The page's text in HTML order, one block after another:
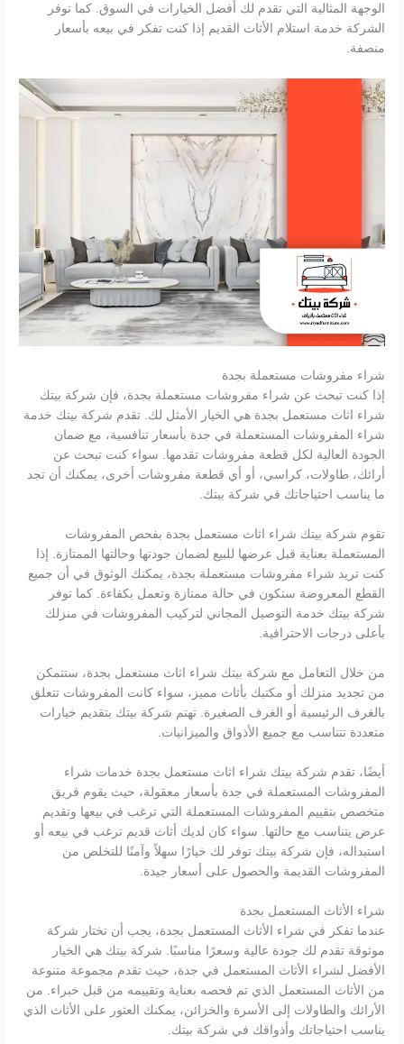
الوجهة المثالية التي تقدم لك أفضل الخيارات في السوق. كما توفر
الشركة خدمة استلام الأثاث القديم إذا كنت تفكر في بيعه بأسعار
منصفة.
شراء مفروشات مستعملة بجدة
إذا كنت تبحث عن شراء مفروشات مستعملة بجدة، فإن شركة بيتك
شراء اثاث مستعمل بجدة هي الخيار الأمثل لك. تقدم شركة بيتك خدمة
شراء المفروشات المستعملة في جدة بأسعار تنافسية، مع ضمان
الجودة العالية لكل قطعة مفروشات تقدمها. سواء كنت تبحث عن
أرائك، طاولات، كراسي، أو أي قطعة مفروشات أخرى، يمكنك أن تجد
ما يناسب احتياجاتك في شركة بيتك.
تقوم شركة بيتك شراء اثاث مستعمل بجدة بفحص المفروشات
المستعملة بعناية قبل عرضها للبيع لضمان جودتها وحالتها الممتازة. إذا
كنت تريد شراء مفروشات مستعملة بجدة، يمكنك الوثوق في أن جميع
القطع المعروضة ستكون في حالة ممتازة وتعمل بكفاءة. كما توفر
شركة بيتك خدمة التوصيل المجاني لتركيب المفروشات في منزلك
بأعلى درجات الاحترافية.
من خلال التعامل مع شركة بيتك شراء اثاث مستعمل بجدة، ستتمكن
من تجديد منزلك أو مكتبك بأثاث مميز، سواء كانت المفروشات تتعلق
بالغرف الرئيسية أو الغرف الصغيرة. تهتم شركة بيتك بتقديم خيارات
متعددة تتناسب مع جميع الأذواق والميزانيات.
أيضًا، تقدم شركة بيتك شراء اثاث مستعمل بجدة خدمات شراء
المفروشات المستعملة في جدة بأسعار معقولة، حيث يقوم فريق
متخصص بتقييم المفروشات المستعملة التي ترغب في بيعها وتقديم
عرض يتناسب مع حالتها. سواء كان لديك أثاث قديم ترغب في بيعه أو
استبداله، فإن شركة بيتك توفر لك خيارًا سهلاً وآمنًا للتخلص من
المفروشات القديمة والحصول على أسعار جيدة.
شراء الأثاث المستعمل بجدة
عندما تفكر في شراء الأثاث المستعمل بجدة، يجب أن تختار شركة
موثوقة تقدم لك جودة عالية وسعرًا مناسبًا. شركة بيتك هي الخيار
الأفضل لشراء الأثاث المستعمل في جدة، حيث تقدم مجموعة متنوعة
من الأثاث المستعمل الذي تم فحصه بعناية وتقييمه من قبل خبراء. من
الأرائك والطاولات إلى الأسرة والخزائن، يمكنك العثور على الأثاث الذي
يناسب احتياجاتك وأذواقك في شركة بيتك.